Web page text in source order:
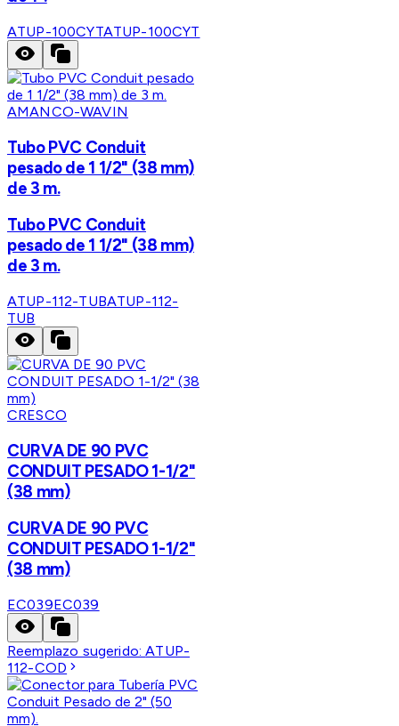
ATUP-100CYTATUP-100CYT
AMANCO-WAVIN
Tubo PVC Conduit
pesado de 1 1/2" (38 mm)
de 3 m.
Tubo PVC Conduit
pesado de 1 1/2" (38 mm)
de 3 m.
ATUP-112-TUBATUP-112-
TUB
CRESCO
CURVA DE 90 PVC
CONDUIT PESADO 1-1/2"
(38 mm)
CURVA DE 90 PVC
CONDUIT PESADO 1-1/2"
(38 mm)
EC039EC039
Reemplazo sugerido:ATUP-
112-COD